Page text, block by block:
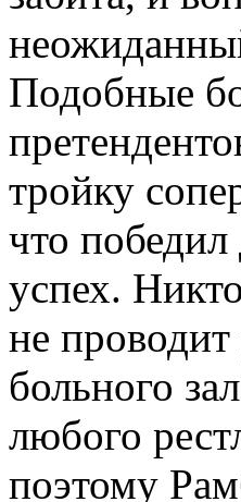
Подобные
тройку
что
успех.
не
больного
любого
поэтому